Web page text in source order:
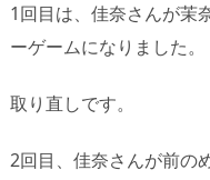
1回目は、佳奈さんが茉
ーゲームになりました。
取り直しです。
2回目、佳奈さんが前の